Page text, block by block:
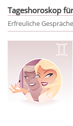
Tageshoroskop
Erfreuliche Gespräche